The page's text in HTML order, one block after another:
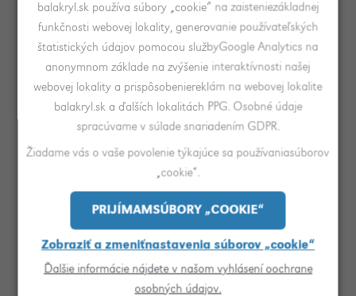
RAL 6005
machová
RAL 7046
Televízna
balakryl.sk používa súbory „cookie“ na zaisteniezákladnej
funkčnosti webovej lokality, generovanie používateľských
štatistických údajov pomocou službyGoogle Analytics na
anonymnom základe na zvýšenie interaktívnosti našej
webovej lokality a prispôsobeniereklám na webovej lokalite
balakryl.sk a ďalších lokalitách PPG. Osobné údaje
spracúvame v súlade snariadením GDPR.
Žiadame vás o vaše povolenie týkajúce sa používaniasúborov
„cookie“.
PRIJÍMAMSÚBORY „COOKIE“
Zobraziť a zmeniťnastavenia súborov „cookie“
Ďalšie informácie nájdete v našom vyhlásení oochrane
osobných údajov.